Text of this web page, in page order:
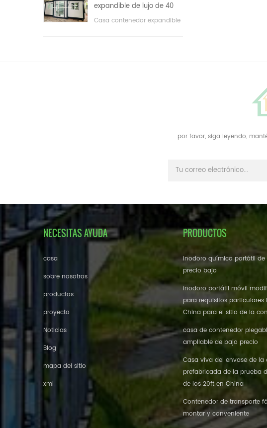
expandible de lujo de 40
pies con tres dormitorios
Casa contenedor expandible
por favor, siga leyendo,
NECESITAS AYUDA
casa
sobre nosotros
productos
proyecto
Noticias
Blog
mapa del sitio
xml
PRODUCTOS
inodoro químico portátil de
precio bajo
inodoro portátil móvil
para requisitos particulares
China para el sitio de la
casa de contenedor
ampliable de bajo precio
Casa viva del envase de la
prefabricada de la prueba
de los 20ft en China
Contenedor de transporte
montar y conveniente